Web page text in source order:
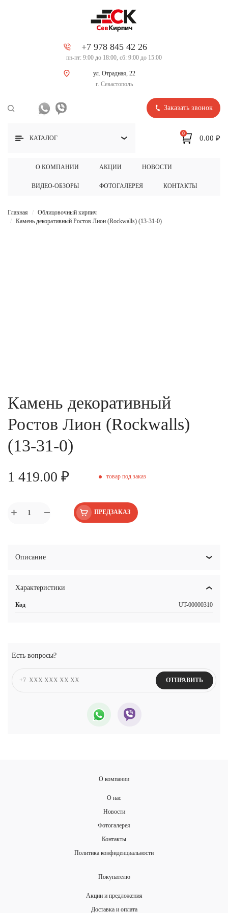
+7 978 845 42 26
пн-пт: 9:00 до 18:00, сб: 9:00 до 15:00
ул. Отрадная, 22
г. Севастополь
Заказать звонок
КАТАЛОГ
О КОМПАНИИ АКЦИИ НОВОСТИ
ВИДЕО-ОБЗОРЫ ФОТОГАЛЕРЕЯ КОНТАКТЫ
0
0.00 ₽
Главная
Облицовочный кирпич
Камень декоративный Ростов Лион (Rockwalls) (13-31-0)
Камень декоративный
Ростов Лион (Rockwalls)
(13-31-0)
1 419.00 ₽ товар под заказ
ПРЕДЗАКАЗ
Описание
Характеристики
Код UT-00000310
Есть вопросы?
ОТПРАВИТЬ
О компании
О нас
Новости
Фотогалерея
Контакты
Политика конфиденциальности
Покупателю
Акции и предложения
Доставка и оплата